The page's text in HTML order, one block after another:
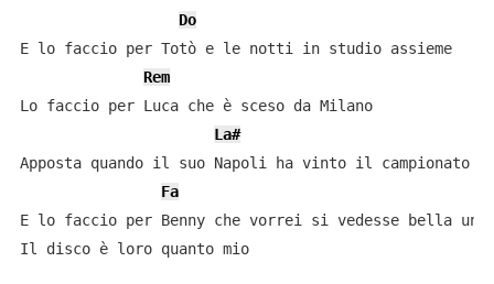
Do
E lo faccio per Totò e le notti in studio assieme
Rem
Lo faccio per Luca che è sceso da Milano
La#
Apposta quando il suo Napoli ha vinto il campionato
Fa
E lo faccio per Benny che vorrei si vedesse bella un
Il disco è loro quanto mio